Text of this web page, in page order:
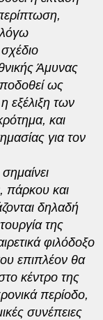
Άμυνας
ως
εξέλιξη των
και
για τον
πάρκου και
δηλαδή
της
φιλόδοξο
επιπλέον θα
κέντρο της
περίοδο,
συνέπειες